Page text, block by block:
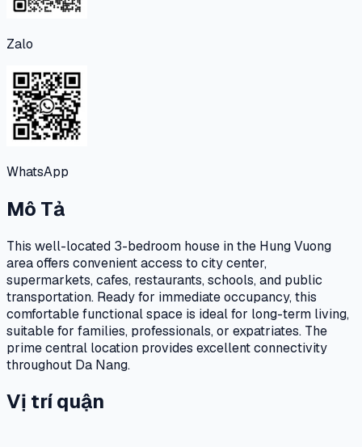
Zalo
WhatsApp
Mô Tả
This well-located 3-bedroom house in the Hung Vuong
area offers convenient access to city center,
supermarkets, cafes, restaurants, schools, and public
transportation. Ready for immediate occupancy, this
comfortable functional space is ideal for long-term living,
suitable for families, professionals, or expatriates. The
prime central location provides excellent connectivity
throughout Da Nang.
Vị trí quận